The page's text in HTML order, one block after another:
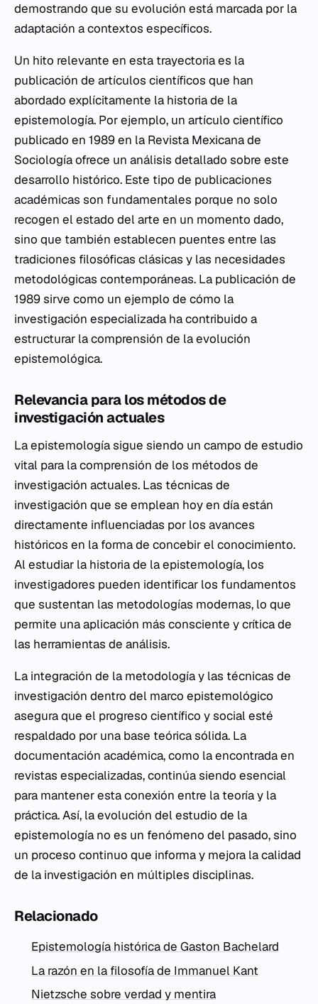
demostrando que su evolución está marcada por la
adaptación a contextos específicos.
Un hito relevante en esta trayectoria es la
publicación de artículos científicos que han
abordado explícitamente la historia de la
epistemología. Por ejemplo, un artículo científico
publicado en 1989 en la Revista Mexicana de
Sociología ofrece un análisis detallado sobre este
desarrollo histórico. Este tipo de publicaciones
académicas son fundamentales porque no solo
recogen el estado del arte en un momento dado,
sino que también establecen puentes entre las
tradiciones filosóficas clásicas y las necesidades
metodológicas contemporáneas. La publicación de
1989 sirve como un ejemplo de cómo la
investigación especializada ha contribuido a
estructurar la comprensión de la evolución
epistemológica.
Relevancia para los métodos de
investigación actuales
La epistemología sigue siendo un campo de estudio
vital para la comprensión de los métodos de
investigación actuales. Las técnicas de
investigación que se emplean hoy en día están
directamente influenciadas por los avances
históricos en la forma de concebir el conocimiento.
Al estudiar la historia de la epistemología, los
investigadores pueden identificar los fundamentos
que sustentan las metodologías modernas, lo que
permite una aplicación más consciente y crítica de
las herramientas de análisis.
La integración de la metodología y las técnicas de
investigación dentro del marco epistemológico
asegura que el progreso científico y social esté
respaldado por una base teórica sólida. La
documentación académica, como la encontrada en
revistas especializadas, continúa siendo esencial
para mantener esta conexión entre la teoría y la
práctica. Así, la evolución del estudio de la
epistemología no es un fenómeno del pasado, sino
un proceso continuo que informa y mejora la calidad
de la investigación en múltiples disciplinas.
Relacionado
Epistemología histórica de Gaston Bachelard
La razón en la filosofía de Immanuel Kant
Nietzsche sobre verdad y mentira